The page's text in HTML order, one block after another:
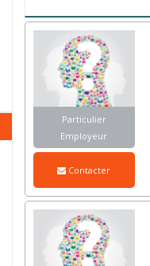
Particulier
Employeur
Contacter